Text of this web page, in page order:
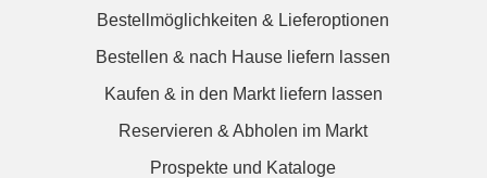
Bestellmöglichkeiten & Lieferoptionen
Bestellen & nach Hause liefern lassen
Kaufen & in den Markt liefern lassen
Reservieren & Abholen im Markt
Prospekte und Kataloge